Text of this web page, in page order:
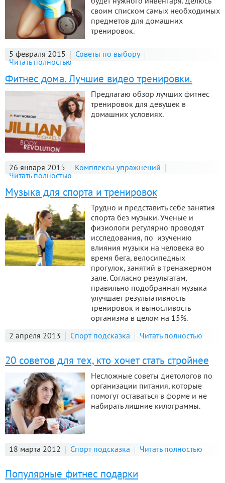
своим списком самых необходимых
предметов для домашних
тренировок.
5 февраля 2015
Советы по выбору
Читать полностью
Фитнес дома. Лучшие видео тренировки.
Предлагаю обзор лучших фитнес
тренировок для девушек в
домашних условиях.
26 января 2015
Комплексы упражнений
Читать полностью
Музыка для спорта и тренировок
Трудно и представить себе занятия
спорта без музыки. Ученые и
физиологи регулярно проводят
исследования, по изучению
влияния музыки на человека во
время бега, велосипедных
прогулок, занятий в тренажерном
зале. Согласно результатам,
правильно подобранная музыка
улучшает результативность
тренировок и выносливость
организма в целом на 15%.
2 апреля 2013
Спорт подсказка Читать полностью
20 советов для тех, кто хочет стать стройнее
Несложные советы диетологов по
организации питания, которые
помогут оставаться в форме и не
набирать лишние килограммы.
18 марта 2012 Спорт подсказка Читать полностью
Популярные фитнес подарки